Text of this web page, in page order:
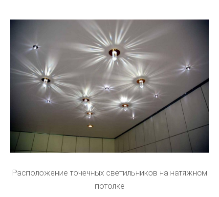
Расположение точечных светильников на натяжном
потолке